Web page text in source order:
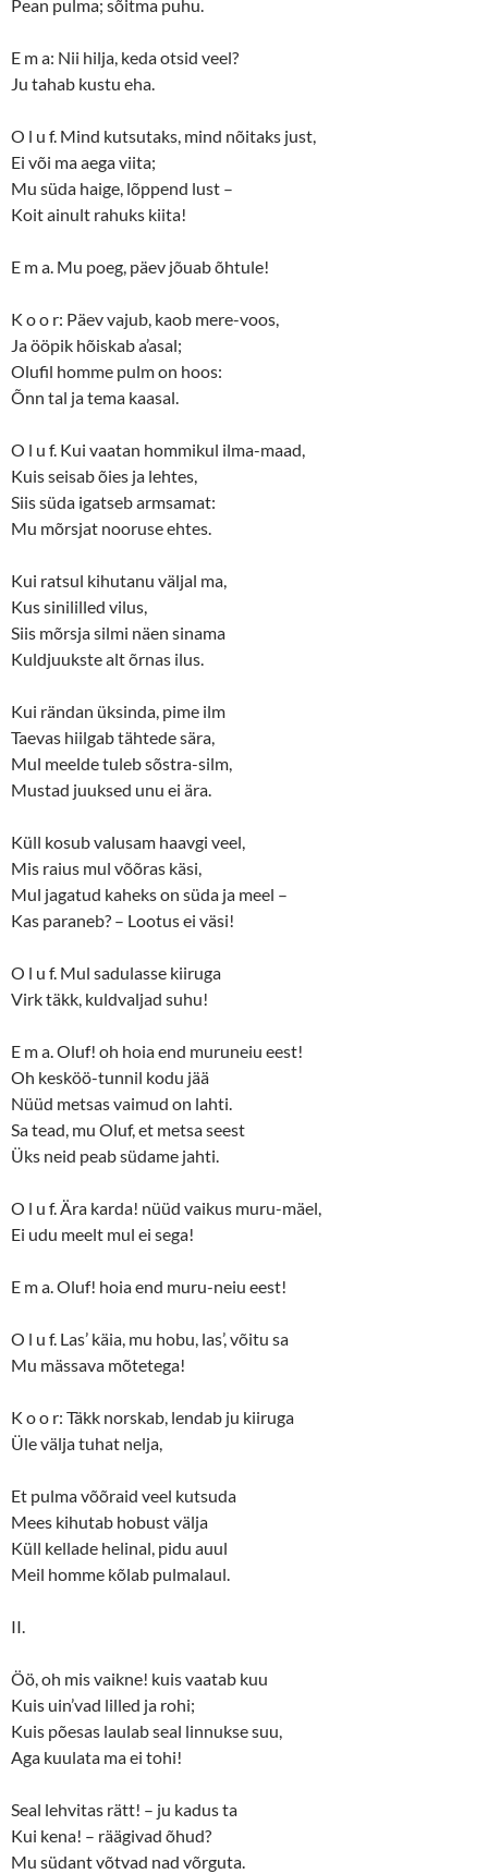
Pean pulma; sõitma puhu.
E m a: Nii hilja, keda otsid veel?
Ju tahab kustu eha.
O l u f. Mind kutsutaks, mind nõitaks just,
Ei või ma aega viita;
Mu süda haige, lõppend lust –
Koit ainult rahuks kiita!
E m a. Mu poeg, päev jõuab õhtule!
K o o r: Päev vajub, kaob mere-voos,
Ja ööpik hõiskab a’asal;
Olufil homme pulm on hoos:
Õnn tal ja tema kaasal.
O l u f. Kui vaatan hommikul ilma-maad,
Kuis seisab õies ja lehtes,
Siis süda igatseb armsamat:
Mu mõrsjat nooruse ehtes.
Kui ratsul kihutanu väljal ma,
Kus sinililled vilus,
Siis mõrsja silmi näen sinama
Kuldjuukste alt õrnas ilus.
Kui rändan üksinda, pime ilm
Taevas hiilgab tähtede sära,
Mul meelde tuleb sõstra-silm,
Mustad juuksed unu ei ära.
Küll kosub valusam haavgi veel,
Mis raius mul võõras käsi,
Mul jagatud kaheks on süda ja meel –
Kas paraneb? – Lootus ei väsi!
O l u f. Mul sadulasse kiiruga
Virk täkk, kuldvaljad suhu!
E m a. Oluf! oh hoia end muruneiu eest!
Oh kesköö-tunnil kodu jää
Nüüd metsas vaimud on lahti.
Sa tead, mu Oluf, et metsa seest
Üks neid peab südame jahti.
O l u f. Ära karda! nüüd vaikus muru-mäel,
Ei udu meelt mul ei sega!
E m a. Oluf! hoia end muru-neiu eest!
O l u f. Las’ käia, mu hobu, las’, võitu sa
Mu mässava mõtetega!
K o o r: Täkk norskab, lendab ju kiiruga
Üle välja tuhat nelja,
Et pulma võõraid veel kutsuda
Mees kihutab hobust välja
Küll kellade helinal, pidu auul
Meil homme kõlab pulmalaul.
II.
Öö, oh mis vaikne! kuis vaatab kuu
Kuis uin’vad lilled ja rohi;
Kuis põesas laulab seal linnukse suu,
Aga kuulata ma ei tohi!
Seal lehvitas rätt! – ju kadus ta
Kui kena! – räägivad õhud?
Mu südant võtvad nad võrguta.